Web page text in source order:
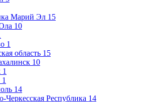
Марий Эл 15
10
1
область 15
10
1
1
14
Черкесская Республика 14